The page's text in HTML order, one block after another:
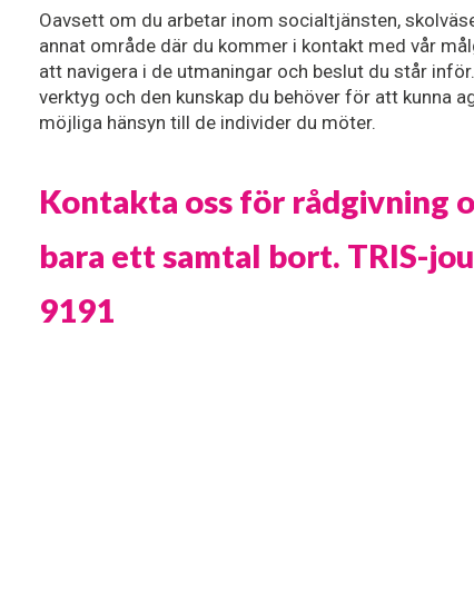
Oavsett om du arbetar inom socialtjänsten,
annat område där du kommer i kontakt med vår
att navigera i de utmaningar och beslut du står
verktyg och den kunskap du behöver för att kunna
möjliga hänsyn till de individer du möter.
Kontakta oss för rådgivning
bara ett samtal bort. TRIS-
9191